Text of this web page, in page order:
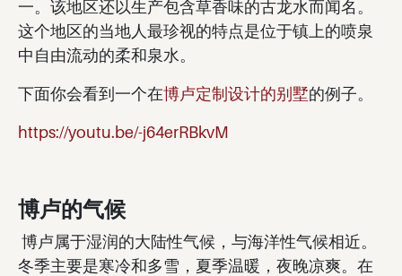
一。该地区还以生产包含草香味的古龙水而闻名。
这个地区的当地人最珍视的特点是位于镇上的喷泉
中自由流动的柔和泉水。
下面你会看到一个在博卢定制设计的别墅的例子。
https://youtu.be/-j64erRBkvM
博卢的气候
博卢属于湿润的大陆性气候，与海洋性气候相近。
冬季主要是寒冷和多雪，夏季温暖，夜晚凉爽。在